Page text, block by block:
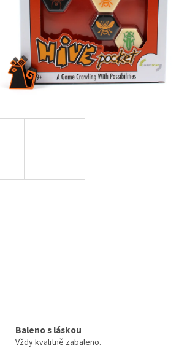
Baleno s láskou
Vždy kvalitně zabaleno.